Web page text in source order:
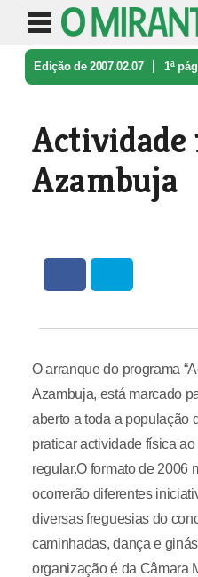
Edição de 2007.02.07 1ª
Actividade
Azambuja
O arranque do programa
Azambuja, está marcado
aberto a toda a população
praticar actividade física
regular.O formato de 2006
ocorrerão diferentes
diversas freguesias do
caminhadas, dança e
organização é da Câmara